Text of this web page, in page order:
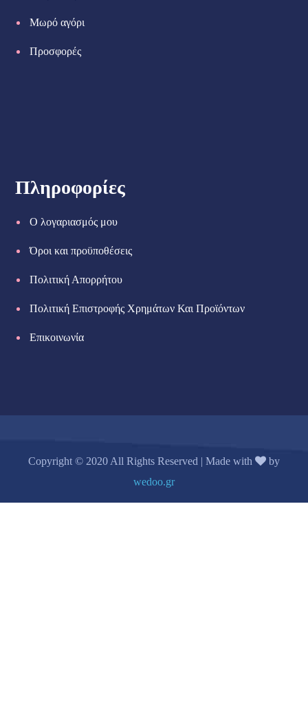
Μωρό αγόρι
Προσφορές
Πληροφορίες
Ο λογαριασμός μου
Όροι και προϋποθέσεις
Πολιτική Απορρήτου
Πολιτική Επιστροφής Χρημάτων Και Προϊόντων
Επικοινωνία
Copyright © 2020 All Rights Reserved | Made with
by
wedoo.gr